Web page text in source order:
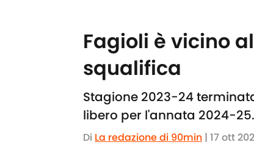
Fagioli è vicino
squalifica
Stagione 2023-24
libero per l'annata 2024-25.
Di La redazione di 90min | 17 ott